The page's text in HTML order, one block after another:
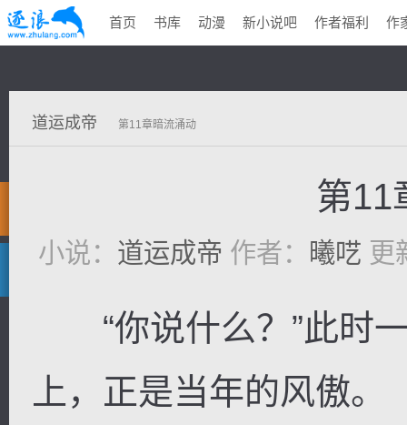
首页 书库 动漫 新小说吧 作者福利 作
道运成帝 第11章暗流涌动
第11
小说： 道运成帝 作者： 曦呓 更
“你说什么？”此时一
上，正是当年的风傲。